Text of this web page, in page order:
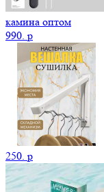
камина оптом
990. p
250. p